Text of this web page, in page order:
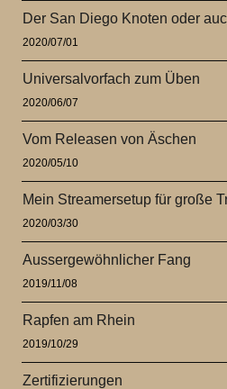
Der San Diego Knoten oder
2020/07/01
Universalvorfach zum Üben
2020/06/07
Vom Releasen von Äschen
2020/05/10
Mein Streamersetup für große
2020/03/30
Aussergewöhnlicher Fang
2019/11/08
Rapfen am Rhein
2019/10/29
Zertifizierungen